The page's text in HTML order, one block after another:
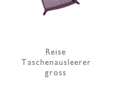
Reise
Taschenausleerer
gross